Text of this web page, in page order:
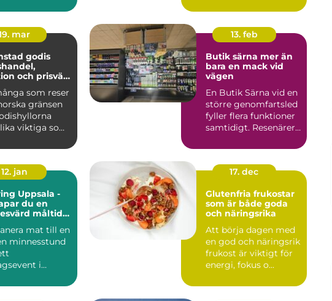
mar
godis
och prisvärt
som reser
gränsen
viktiga som
13. feb
Butik särna mer än
bara en mack vid
vägen
En Butik Särna vid en
större genomfartsled
fyller flera funktioner
samtidigt. Resenärer
12. jan
Uppsala -
du en
måltid
mat till en
minnesstund
i
17. dec
Glutenfria frukostar
som är både goda
och näringsrika
Att börja dagen med
en god och näringsrik
frukost är viktigt för
energi, fokus o...